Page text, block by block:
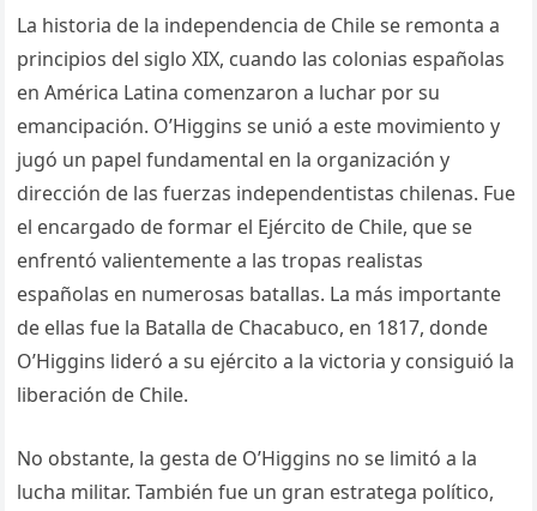
La historia de la independencia de Chile se remonta a
principios del siglo XIX, cuando las colonias españolas
en América Latina comenzaron a luchar por su
emancipación. O’Higgins se unió a este movimiento y
jugó un papel fundamental en la organización y
dirección de las fuerzas independentistas chilenas. Fue
el encargado de formar el Ejército de Chile, que se
enfrentó valientemente a las tropas realistas
españolas en numerosas batallas. La más importante
de ellas fue la Batalla de Chacabuco, en 1817, donde
O’Higgins lideró a su ejército a la victoria y consiguió la
liberación de Chile.
No obstante, la gesta de O’Higgins no se limitó a la
lucha militar. También fue un gran estratega político,